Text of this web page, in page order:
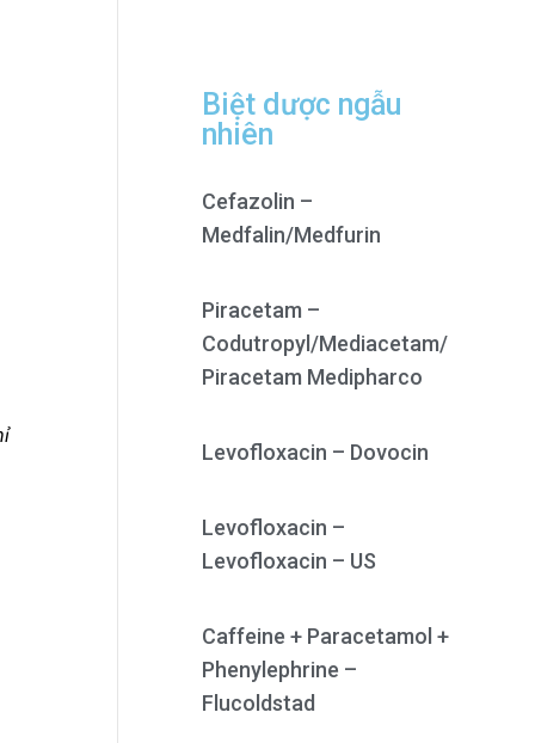
Biệt dược ngẫu
nhiên
Cefazolin –
Medfalin/Medfurin
Piracetam –
Codutropyl/Mediacetam/
Piracetam Medipharco
Levofloxacin – Dovocin
Levofloxacin –
Levofloxacin – US
Caffeine + Paracetamol +
Phenylephrine –
Flucoldstad